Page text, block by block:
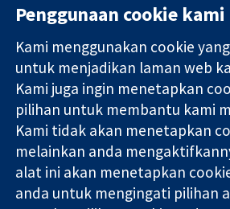
Bukti yang
dipercayai.
keputusan
termaklum
Kesihatan yang
lebih baik
11-13 Cavendish
Square
London
W1G 0AN
United Kingdom
Penggunaan cookie kami
Kami menggunakan cookie
untuk menjadikan laman web
Kami juga ingin menetapkan
pilihan untuk membantu kami
Kami tidak akan menetapkan
melainkan anda
alat ini akan menetapkan
anda untuk mengingati pilihan